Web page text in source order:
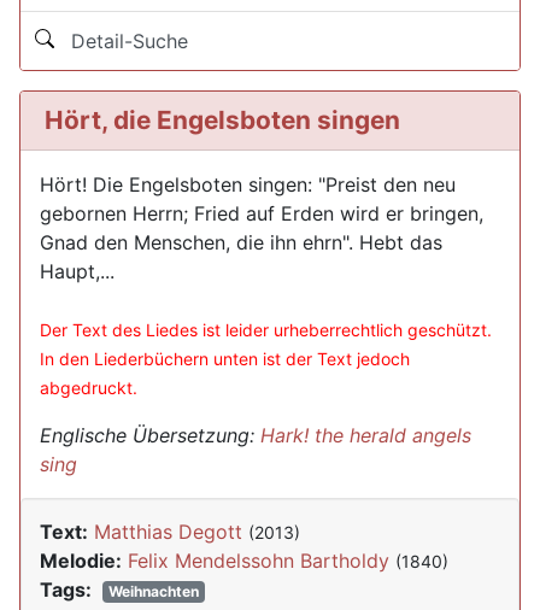
Detail-Suche
Hört, die Engelsboten singen
Hört! Die Engelsboten singen: "Preist den neu
gebornen Herrn; Fried auf Erden wird er bringen,
Gnad den Menschen, die ihn ehrn". Hebt das
Haupt,...
Der Text des Liedes ist leider urheberrechtlich geschützt.
In den Liederbüchern unten ist der Text jedoch
abgedruckt.
Englische Übersetzung: Hark! the herald angels
sing
Text: Matthias Degott (2013)
Melodie: Felix Mendelssohn Bartholdy (1840)
Tags: Weihnachten